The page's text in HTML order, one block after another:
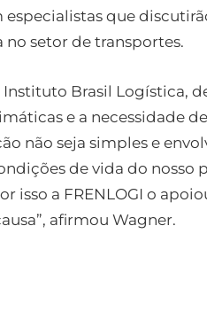
que
setor de transportes.
Brasil Logística,
e a necessidade
não seja simples e
de vida do nosso
isso a FRENLOGI o
afirmou Wagner.